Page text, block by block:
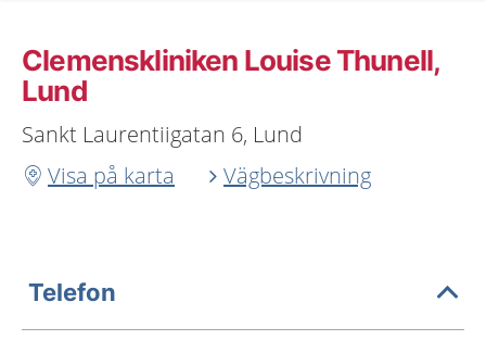
Clemenskliniken Louise Thunell,
Lund
Sankt Laurentiigatan 6, Lund
Visa på karta
Vägbeskrivning
Telefon